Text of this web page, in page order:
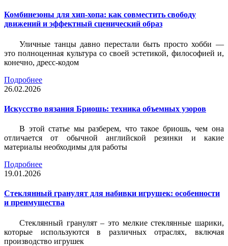
Комбинезоны для хип-хопа: как совместить свободу
движений и эффектный сценический образ
Уличные танцы давно перестали быть просто хобби —
это полноценная культура со своей эстетикой, философией и,
конечно, дресс-кодом
Подробнее
26.02.2026
Искусство вязания Бриошь: техника объемных узоров
В этой статье мы разберем, что такое бриошь, чем она
отличается от обычной английской резинки и какие
материалы необходимы для работы
Подробнее
19.01.2026
Стеклянный гранулят для набивки игрушек: особенности
и преимущества
Стеклянный гранулят – это мелкие стеклянные шарики,
которые используются в различных отраслях, включая
производство игрушек